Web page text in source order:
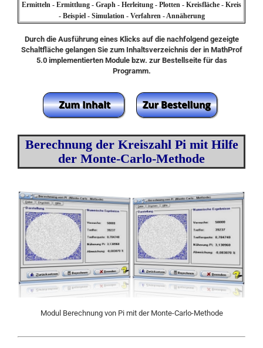
Ermitteln - Ermittlung - Graph - Herleitung - Plotten - Kreisfläche - Kreis
- Beispiel - Simulation - Verfahren - Annäherung
Durch die Ausführung eines Klicks auf die nachfolgend gezeigte
Schaltfläche gelangen Sie zum Inhaltsverzeichnis der in MathProf
5.0 implementierten Module bzw. zur Bestellseite für das
Programm.
Berechnung der Kreiszahl Pi mit Hilfe
der Monte-Carlo-Methode
Modul Berechnung von Pi mit der Monte-Carlo-Methode